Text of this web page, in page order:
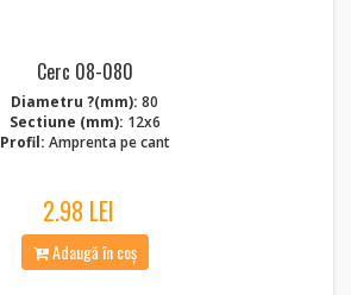
Cerc 08-080
Diametru ?(mm): 80
Sectiune (mm): 12x6
Profil: Amprenta pe cant
2.98 LEI
Adaugă în coș